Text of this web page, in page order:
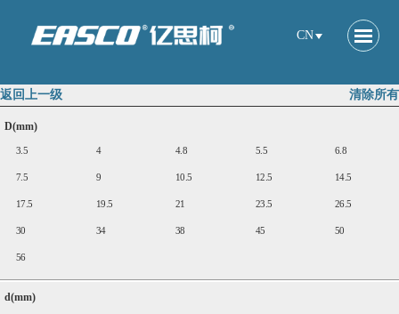
CN
清除所有
返回上一级
D(mm)
3.5 4 4.8 5.5 6.8
7.5 9 10.5 12.5 14.5
17.5 19.5 21 23.5 26.5
30 34 38 45 50
56
d(mm)